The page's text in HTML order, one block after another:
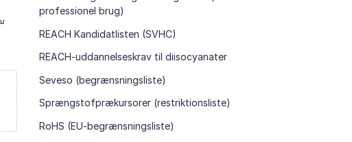
professionel brug)
REACH Kandidatlisten (SVHC)
REACH-uddannelseskrav til diisocyanater
Seveso (begrænsningsliste)
Sprængstofprækursorer (restriktionsliste)
RoHS (EU-begrænsningsliste)